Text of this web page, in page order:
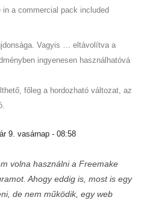
in a commercial pack included
Vagyis … eltávolítva a
ingyenesen használhatóvá
főleg a hordozható változat, az
9. vasárnap - 08:58
volna használni a Freemake
Ahogy eddig is, most is egy
de nem működik, egy web